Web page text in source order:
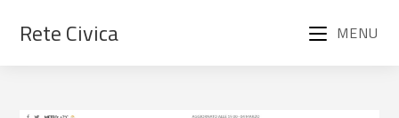
Rete Civica MENU